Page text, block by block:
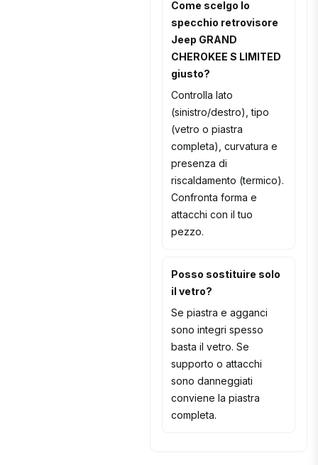
Come scelgo lo
specchio retrovisore
Jeep GRAND
CHEROKEE S LIMITED
giusto?
Controlla lato
(sinistro/destro), tipo
(vetro o piastra
completa), curvatura e
presenza di
riscaldamento (termico).
Confronta forma e
attacchi con il tuo
pezzo.
Posso sostituire solo
il vetro?
Se piastra e agganci
sono integri spesso
basta il vetro. Se
supporto o attacchi
sono danneggiati
conviene la piastra
completa.